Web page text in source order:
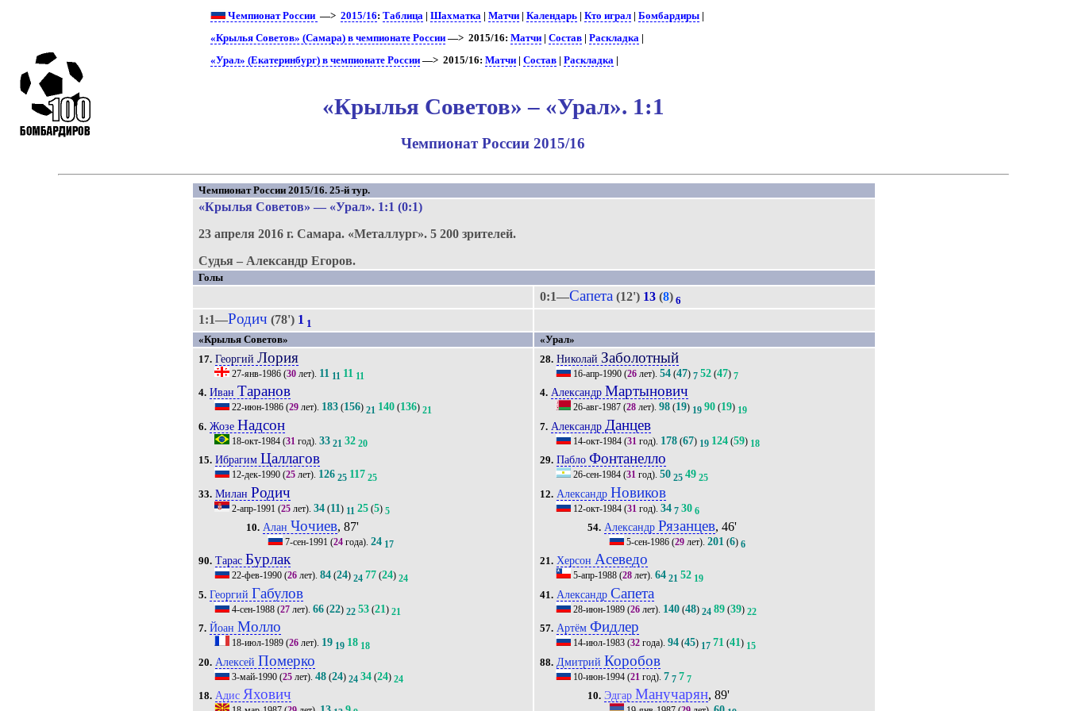
Чемпионат России —>2015/16:Таблица |Шахматка |Матчи |Календарь |Кто играл |Бомбардиры
«Крылья Советов» (Самара) в чемпионате России —> 2015/16:Матчи |Состав |Раскладка |
«Урал» (Екатеринбург) в чемпионате России —> 2015/16:Матчи |Состав |Раскладка |
«Крылья Советов» – «Урал». 1:1
Чемпионат России 2015/16
Чемпионат России 2015/16. 25-й тур.
«Крылья Советов» — «Урал». 1:1 (0:1)
23 апреля 2016 г.Самара. «Металлург».5 200 зрителей.
Судья – Александр Егоров.
Голы
0:1—Сапета (12') 13 (8) 6
1:1—Родич (78') 1 1
«Крылья Советов»
«Урал»
17. ГеоргийЛория
27-янв-1986 (30 лет). 11 11 11 11
4. ИванТаранов
22-июн-1986 (29 лет). 183 (156) 21 140 (136) 21
6. Жозе Надсон
18-окт-1984 (31 год).33 21 32 20
15. Ибрагим Цаллагов
12-дек-1990 (25 лет). 126 25 117 25
33. Милан Родич
2-апр-1991 (25 лет).34 (11) 11 25 (5) 5
10. Алан Чочиев, 87'
7-сен-1991 (24года). 24 17
90. ТарасБурлак
22-фев-1990 (26 лет).84 (24) 24 77 (24) 24
5. Георгий Габулов
4-сен-1988 (27 лет).66 (22) 22 53 (21) 21
7. Йоан Молло
18-июл-1989 (26 лет). 19 19 18 18
20. Алексей Померко
3-май-1990 (25 лет).48 (24) 24 34 (24) 24
18. Адис Яхович
28. Николай Заболотный
16-апр-1990 (26 лет).54 (47) 7 52 (47) 7
4. АлександрМартынович
26-авг-1987 (28 лет).98 (19) 19 90 (19) 19
7. Александр Данцев
14-окт-1984 (31 год). 178 (67) 19 124 (59) 18
29. ПаблоФонтанелло
26-сен-1984 (31 год).50 25 49 25
12. Александр Новиков
12-окт-1984 (31 год).34 7 30 6
54. Александр Рязанцев, 46'
5-сен-1986(29лет). 201(6) 6
21. ХерсонАсеведо
5-апр-1988 (28 лет).64 21 52 19
41. АлександрСапета
28-июн-1989 (26 лет). 140 (48) 24 89 (39) 22
57. АртёмФидлер
14-июл-1983 (32 года).94 (45) 17 71 (41) 15
88. Дмитрий Коробов
10-июн-1994 (21 год).7 7 7 7
10. Эдгар Манучарян, 89'